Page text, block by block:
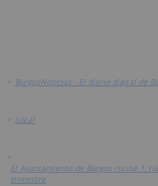
> BurgosNoticias - El diario digital de
> Local
>
El Ayuntamiento de Burgos recibe
trimestre